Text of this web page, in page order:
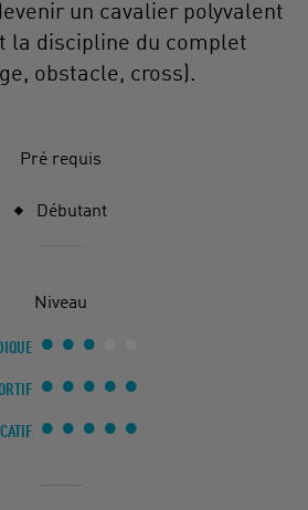
un cavalier polyvalent
la discipline du complet
obstacle, cross).
Pré requis
Débutant
Niveau